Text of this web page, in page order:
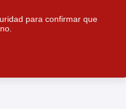
para confirmar que